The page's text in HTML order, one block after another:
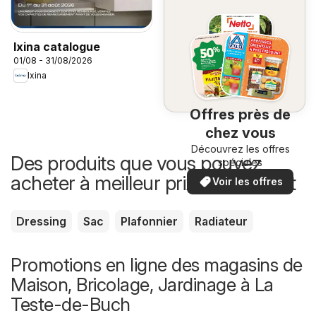
Ixina catalogue
01/08 - 31/08/2026
Ixina
Offres près de
chez vous
Découvrez les offres
spéciales
Voir les offres
Des produits que vous pouvez
acheter à meilleur prix maintenant
Dressing Sac Plafonnier Radiateur
Promotions en ligne des magasins de
Maison, Bricolage, Jardinage à La
Teste-de-Buch